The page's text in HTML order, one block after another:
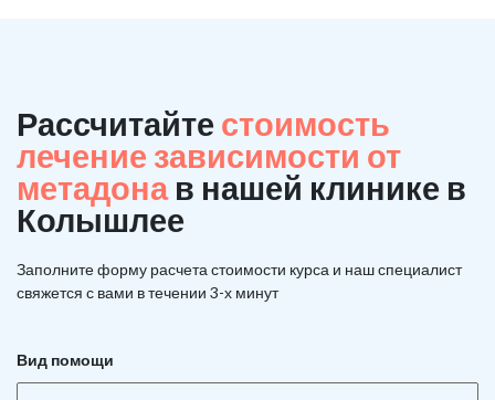
Рассчитайте стоимость
лечение зависимости от
метадона в нашей клинике в
Колышлее
Заполните форму расчета стоимости курса и наш специалист
свяжется с вами в течении 3-х минут
Вид помощи